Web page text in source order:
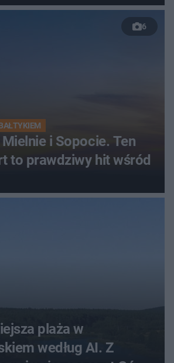
6
i Sopocie. Ten
to prawdziwy hit wśród
plaża w
według AI. Z